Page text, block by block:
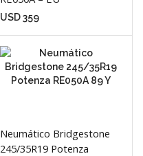
USD359
Neumático Bridgestone
245/35R19 Potenza